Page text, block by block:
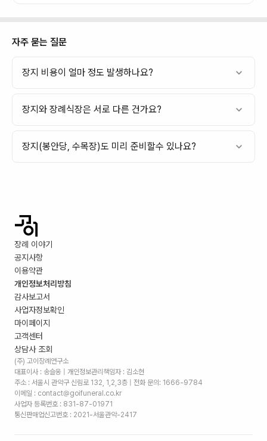
자주 묻는 질문
장지 비용이 얼마 정도 발생하나요?
장지와 장례식장은 서로 다른 건가요?
장지(봉안당, 수목장)도 미리 준비할수 있나요?
장례 이야기
공지사항
이용약관
개인정보처리방침
감사보고서
사업자정보확인
마이페이지
고객센터
상담사 조회
(주) 고이장례연구소
대표이사 : 송슬옹 | 개인정보관리책임자 : 김소현
주소 : 서울시 관악구 신림로 132, 1,2,3층 | 전화 문의: 1666-9784
이메일 : contact@goifuneral.co.kr
사업자 등록번호 : 831-87-01971
통신판매업신고번호 : 2021-서울관악-2417